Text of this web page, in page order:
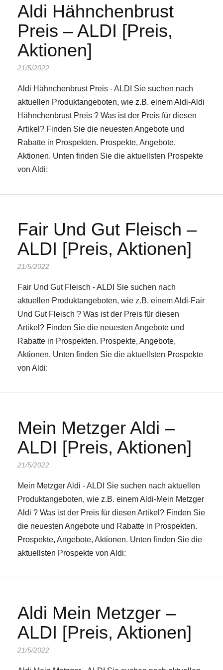
Aldi Hähnchenbrust
Preis – ALDI [Preis,
Aktionen]
21/5/2022
Aldi Hähnchenbrust Preis - ALDI Sie suchen nach
aktuellen Produktangeboten, wie z.B. einem Aldi-Aldi
Hähnchenbrust Preis ? Was ist der Preis für diesen
Artikel? Finden Sie die neuesten Angebote und
Rabatte in Prospekten. Prospekte, Angebote,
Aktionen. Unten finden Sie die aktuellsten Prospekte
von Aldi:
Fair Und Gut Fleisch –
ALDI [Preis, Aktionen]
21/5/2022
Fair Und Gut Fleisch - ALDI Sie suchen nach
aktuellen Produktangeboten, wie z.B. einem Aldi-Fair
Und Gut Fleisch ? Was ist der Preis für diesen
Artikel? Finden Sie die neuesten Angebote und
Rabatte in Prospekten. Prospekte, Angebote,
Aktionen. Unten finden Sie die aktuellsten Prospekte
von Aldi:
Mein Metzger Aldi –
ALDI [Preis, Aktionen]
21/5/2022
Mein Metzger Aldi - ALDI Sie suchen nach aktuellen
Produktangeboten, wie z.B. einem Aldi-Mein Metzger
Aldi ? Was ist der Preis für diesen Artikel? Finden Sie
die neuesten Angebote und Rabatte in Prospekten.
Prospekte, Angebote, Aktionen. Unten finden Sie die
aktuellsten Prospekte von Aldi:
Aldi Mein Metzger –
ALDI [Preis, Aktionen]
21/5/2022